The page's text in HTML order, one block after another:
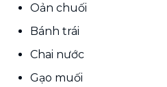
Oản chuối
Bánh trái
Chai nước
Gạo muối